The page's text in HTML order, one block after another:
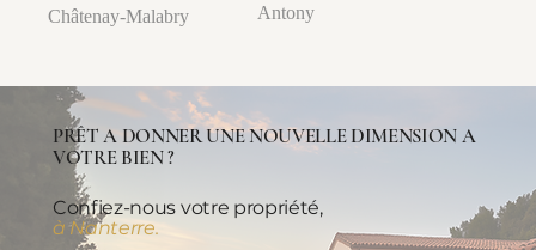
Châtenay-Malabry
Antony
PRÊT A DONNER UNE NOUVELLE DIMENSION A
VOTRE BIEN ?
Confiez-nous votre propriété,
à Nanterre.